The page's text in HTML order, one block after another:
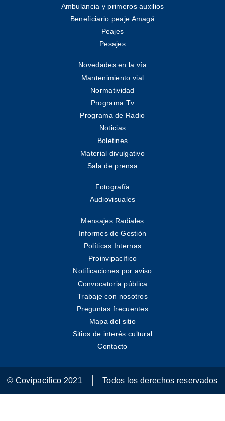
Ambulancia y primeros auxilios
Beneficiario peaje Amagá
Peajes
Pesajes
Novedades en la vía
Mantenimiento vial
Normatividad
Programa Tv
Programa de Radio
Noticias
Boletines
Material divulgativo
Sala de prensa
Fotografía
Audiovisuales
Mensajes Radiales
Informes de Gestión
Políticas Internas
Proinvipacífico
Notificaciones por aviso
Convocatoria pública
Trabaje con nosotros
Preguntas frecuentes
Mapa del sitio
Sitios de interés cultural
Contacto
© Covipacífico 2021 Todos los derechos reservados